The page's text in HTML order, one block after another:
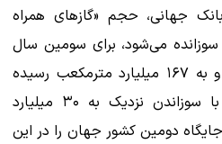
جهانی، حجم «گازهای همراه
می‌شود، برای سومین سال
متوالی روند صعودی داشته و به ۱۶۷ میلیارد مترمکعب رسیده
است. در این میان، ایران با سوزاندن نزدیک به ۳۰ میلیارد
دومین کشور جهان را در این